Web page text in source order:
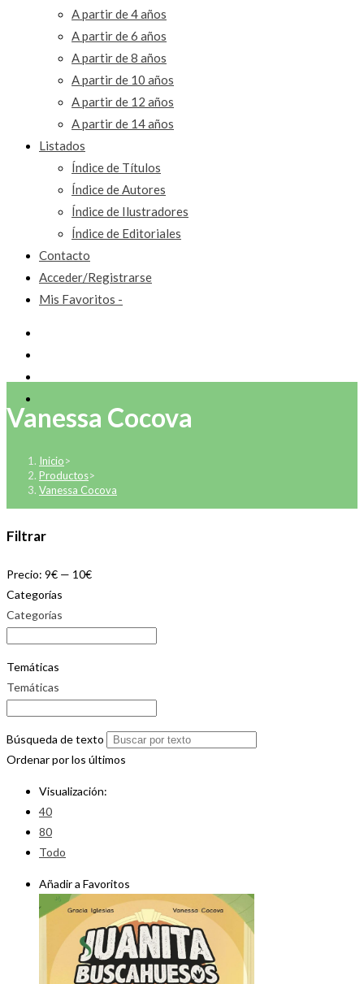
A partir de 4 años
A partir de 6 años
A partir de 8 años
A partir de 10 años
A partir de 12 años
A partir de 14 años
Listados
Índice de Títulos
Índice de Autores
Índice de Ilustradores
Índice de Editoriales
Contacto
Acceder/Registrarse
Mis Favoritos -
Vanessa Cocova
Inicio>
Productos>
Vanessa Cocova
Filtrar
Precio: 9€ — 10€
Categorías
Categorías
Temáticas
Temáticas
Búsqueda de texto
Ordenar por los últimos
Visualización:
40
80
Todo
Añadir a Favoritos